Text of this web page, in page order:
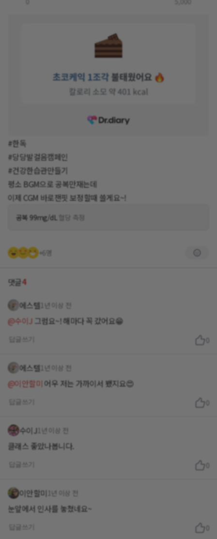
#한독
#당당발걸음캠페인
#건강한습관만들기
평소 BGM으로 공복만재는데
이제 CGM 바로잰핏 보정할때 쓸게요~!
공복 99mg/dL 혈당 측정
+6명
댓글4
에스텔1년 이상 전
@수이J 그럼요~! 해마다 꼭 갔어요😁
에스텔1년 이상 전
@이안할미 어우 저는 가까이서 뵀지요😍
수이J1년 이상 전
클래스 좋았나봅니다.
이안할미 1년 이상 전
눈앞에서 인사를 놓쳤네요~